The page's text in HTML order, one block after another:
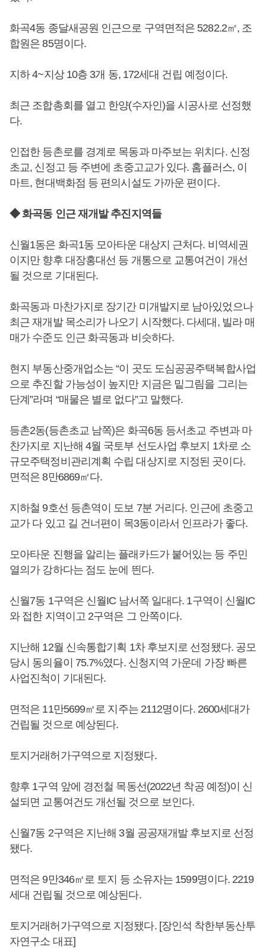
화곡4동 종달새공원 인근으로 구역면적은 5282.2㎡, 조
합원은 85명이다.
지하 4~지상 10층 3개 동, 172세대 건립 예정이다.
최근 조합총회를 열고 한양(수자인)을 시공사로 선정했
다.
인접한 등촌로를 경계로 목동과 마주보는 위치다. 신정
초교, 신정고 등 주변에 초중고교가 있다. 홈플러스, 이
마트, 현대백화점 등 편의시설도 가까운 편이다.
◆ 화곡동 인근 재개발 추진지역들
신월1동은 화곡1동 모아타운 대상지 근처다. 비역세권
이지만 향후 대장홍대선 등 개통으로 교통여건이 개선
될 것으로 기대된다.
화곡동과 마찬가지로 장기간 미개발지로 남아있었으나
최근 재개발 목소리가 나오기 시작했다. 다세대, 빌라 매
매가 수준도 인근 화곡동과 비슷하다.
현지 부동산중개업소는 “이 곳도 도심공공주택복합사업
으로 추진할 가능성이 높지만 지금은 밑그림을 그리는
단계”라며 “매물은 별로 없다”고 말했다.
등촌2동(등촌초교 남쪽)은 화곡6동 등서초교 주변과 마
찬가지로 지난해 4월 국토부 선도사업 후보지 1차로 소
규모주택정비관리계획 수립 대상지로 지정된 곳이다.
면적은 8만6869㎡다.
지하철 9호선 등촌역이 도보 7분 거리다. 인근에 초중고
교가 다 있고 길 건너편이 목3동이라서 인프라가 좋다.
모아타운 진행을 알리는 플래카드가 붙어있는 등 주민
열의가 강하다는 점도 눈에 띈다.
신월7동 1구역은 신월IC 남서쪽 일대다. 1구역이 신월IC
와 접한 지역이고 2구역은 그 안쪽이다.
지난해 12월 신속통합기획 1차 후보지로 선정됐다. 공모
당시 동의율이 75.7%였다. 신청지역 가운데 가장 빠른
사업진척이 기대된다.
면적은 11만5699㎡로 지주는 2112명이다. 2600세대가
건립될 것으로 예상된다.
토지거래허가구역으로 지정됐다.
향후 1구역 앞에 경전철 목동선(2022년 착공 예정)이 신
설되면 교통여건도 개선될 것으로 보인다.
신월7동 2구역은 지난해 3월 공공재개발 후보지로 선정
됐다.
면적은 9만346㎡로 토지 등 소유자는 1599명이다. 2219
세대 건립될 것으로 예상된다.
토지거래허가구역으로 지정됐다. [장인석 착한부동산투
자연구소 대표]